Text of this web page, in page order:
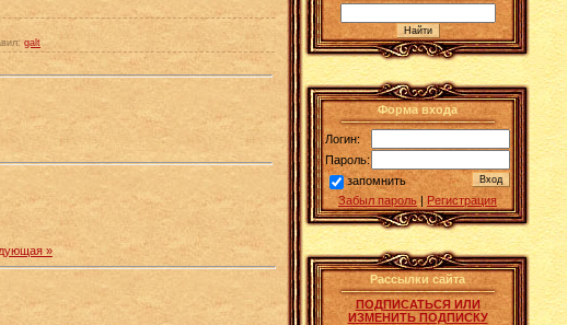
: galt
»
Форма входа
Логин:
Пароль:
запомнить
Забыл пароль | Регистрация
Рассылки сайта
ПОДПИСАТЬСЯ ИЛИ
ИЗМЕНИТЬ ПОДПИСКУ